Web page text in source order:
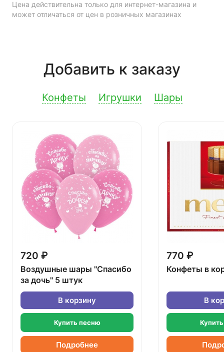
Цена действительна только для интернет-магазина и
может отличаться от цен в розничных магазинах
Добавить к заказу
Конфеты Игрушки Шары
720 ₽
Воздушные шары "Спасибо
за дочь" 5 штук
В корзину
Купить песню
Подробнее
770 ₽
Конфеты в
В